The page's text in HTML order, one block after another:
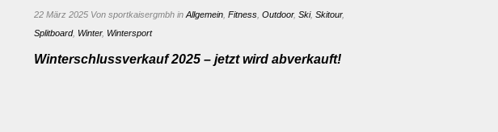
22 März 2025 Von sportkaisergmbh in Allgemein Fitness Outdoor, Ski, Skitour,
Splitboard, Winter, Wintersport
Winterschlussverkauf 2025 – jetzt wird abverkauft!